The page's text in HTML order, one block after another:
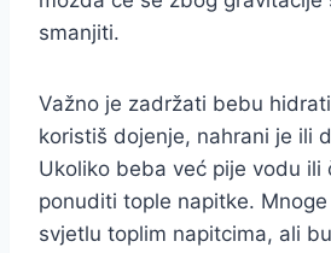
smanjiti.
Važno je zadržati bebu
koristiš dojenje, nahrani je ili
Ukoliko beba već pije vodu ili
ponuditi tople napitke.
svjetlu toplim napitcima, ali